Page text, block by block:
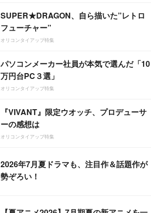
SUPER★DRAGON、自ら描いた”レトロ
フューチャー”
オリコンタイアップ特集
パソコンメーカー社員が本気で選んだ「10
万円台PC３選」
オリコンタイアップ特集
『VIVANT』限定ウオッチ、プロデューサ
ーの感想は
オリコンタイアップ特集
2026年7月夏ドラマも、注目作＆話題作が
勢ぞろい！